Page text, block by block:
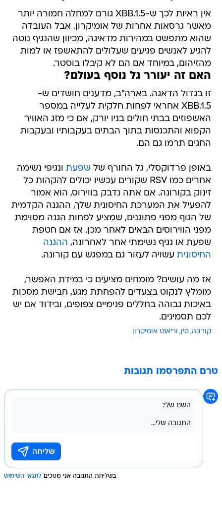
אין ראיות לכך ש-XBB.1.5 גורם למחלה חמורה יותר
מאשר גרסאות אחרות של אומיקרון. אבל העובדה
שהוא מתפשט במהירות מדאיגה, מכיוון שהנגיף נוטה
להגיע לאנשים פגיעים שעלולים להתאשפז או למות
מהזיהום, במיוחד אם הם לא קיבלו בוסטר.
האם זה יעורר גל נוסף בעולם?
זו בגדול הדאגה. בארה"ב, מדענים חושדים ש-
XBB.1.5 אחראי לפחות חלקית לעלייה במספר
האשפוזים בבתי חולים בניו יורק, אם כי מזג האוויר
הקפוא והתכנסות בתוך הבתים בעקבותיו ובעקבות
החגים תרמו גם הם.
באופן פרדוקסלי, גל החורף של שפעת ונגיפי נשימה
אחרים כמו RSV שקורים עכשיו יכולים להקהות כל
זינוק בקורונה. אם אתה נדבק בווירוס, הוא אמור
להפעיל את המערכת החיסונית שלך, ההגנה הקדמית
של הגוף מפני פתוגנים, שמציע לפחות הגנה מסוימת
מפני הווירוסים הבאים לאחר מכן. אז אם חטפת
שפעת או נגיף נשימתי אחר לאחרונה, ההגנה
החיסונית עשויה לעזור גם במפגש עם קורונה.
אז מה עושים? מומחים מציעים כי במידת האפשר,
מומלץ לנקוט בצעדים להפחתת מגע, חבישת מסכות
באיכות גבוהה בחללים פנימיים צפופים, ובידוד אם יש
לכם תסמינים.
קורונה סין וריאנט אומיקרון
טרם התפרסמו תגובות
בשליחת התגובה אני מסכים לתנאי השימוש